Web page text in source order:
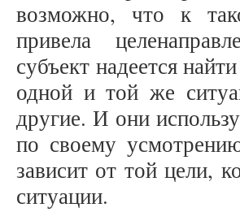
возможно, что к
привела
субъект надеется
одной и той же
другие. И они
по своему
зависит от той цели,
ситуации.